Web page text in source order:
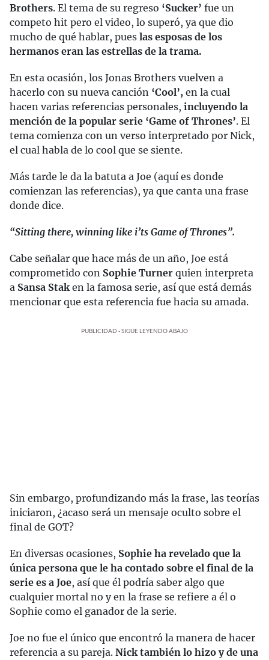
Brothers. El tema de su regreso ‘Sucker’ fue un
competo hit pero el video, lo superó, ya que dio
mucho de qué hablar, pues las esposas de los
hermanos eran las estrellas de la trama.
En esta ocasión, los Jonas Brothers vuelven a
hacerlo con su nueva canción ‘Cool’, en la cual
hacen varias referencias personales, incluyendo la
mención de la popular serie ‘Game of Thrones’. El
tema comienza con un verso interpretado por Nick,
el cual habla de lo cool que se siente.
Más tarde le da la batuta a Joe (aquí es donde
comienzan las referencias), ya que canta una frase
donde dice.
“Sitting there, winning like i’ts Game of Thrones”.
Cabe señalar que hace más de un año, Joe está
comprometido con Sophie Turner quien interpreta
a Sansa Staken la famosa serie, así que está demás
mencionar que esta referencia fue hacia su amada.
PUBLICIDAD - SIGUE LEYENDO ABAJO
Sin embargo, profundizando más la frase, las teorías
iniciaron, ¿acaso será un mensaje oculto sobre el
final de GOT?
En diversas ocasiones, Sophie ha revelado que la
única persona que le ha contado sobre el final de la
serie es a Joe, así que él podría saber algo que
cualquier mortal no y en la frase se refiere a él o
Sophie como el ganador de la serie.
Joe no fue el único que encontró la manera de hacer
referencia a su pareja. Nick también lo hizo y de una